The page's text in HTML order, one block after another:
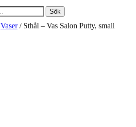
Sök
Vaser/ Sthål – Vas Salon Putty, small